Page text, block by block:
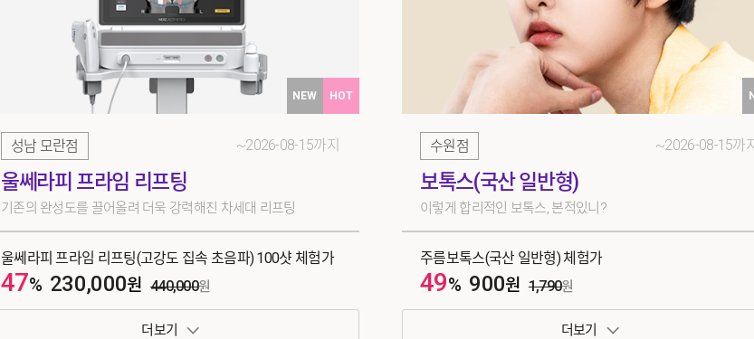
NEW HOT
성남 모란점 ~2026-08-15까지
울쎄라피 프라임 리프팅
기존의 완성도를 끌어올려 더욱 강력해진 차세대 리프팅
울쎄라피 프라임 리프팅(고강도 집속 초음파) 100샷 체험가
47% 230,000원 440,000원
패키지 보기 토글
수원점 ~2026-08-15까
보톡스(국산 일반형)
이렇게 합리적인 보톡스, 본적있니?
주름보톡스(국산 일반형) 체험가
49% 900원 1,790원
패키지 보기 토글